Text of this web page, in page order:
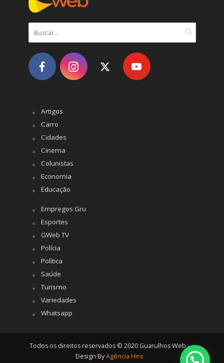
Artigos
Carro
Cidades
Cinema
Colunistas
Economia
Educação
Empregos Gru
Esportes
GWeb TV
Polícia
Política
Saúde
Turismo
Variedades
Whatsapp
Todos os direitos reservados © 2020 Guarulhos Web -
Design ByAgência Hiro
Posso ajudar?